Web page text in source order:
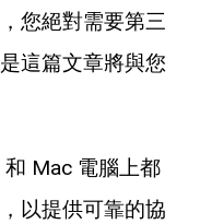
您絕對需要第三
這篇文章將與您
Mac 電腦上都
以提供可靠的協